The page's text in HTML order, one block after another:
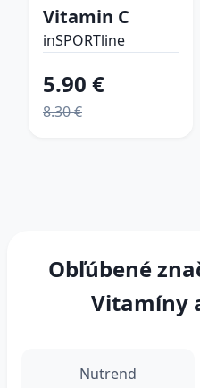
DOPLNKY |
VITAMÍNY A
MINERÁLY
Vitamin C
inSPORTline
5.90 €
8.30 €
Obľúbené
Vitamíny
Nutrend